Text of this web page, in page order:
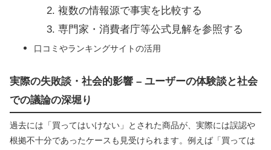
複数の情報源で事実を比較する
専門家・消費者庁等公式見解を参照する
口コミやランキングサイトの活用
実際の失敗談・社会的影響 – ユーザーの体験談と社会
での議論の深堀り
過去には「買ってはいけない」とされた商品が、実際には誤認や
根拠不十分であったケースも見受けられます。例えば「買っては